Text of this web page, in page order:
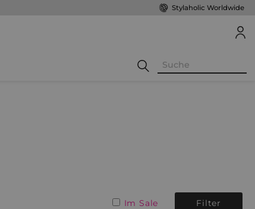
Stylaholic Worldwide
Im Sale Filter